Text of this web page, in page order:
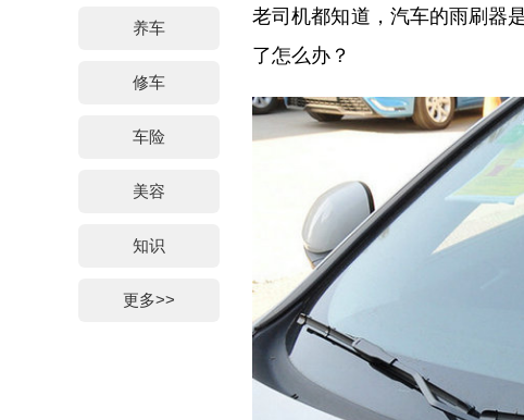
养车
修车
车险
美容
知识
更多>>
老司机都知道，汽车的雨刷器
了怎么办？